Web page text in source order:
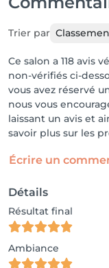
Trier par
Ce salon a 118 avis
non-vérifiés ci-
vous avez réservé
nous vous
laissant un avis et
savoir plus sur les
Écrire un
Détails
Résultat final
Ambiance